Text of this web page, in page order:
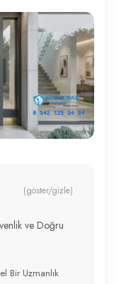
(göster/gizle)
ve Doğru
Bir Uzmanlık